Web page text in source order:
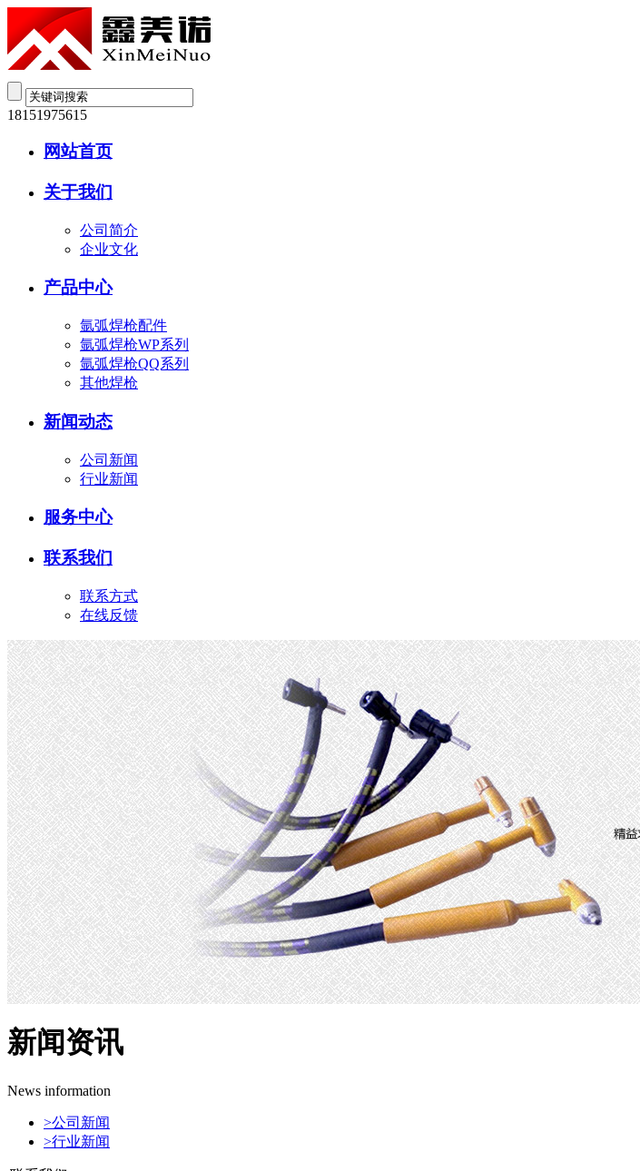
18151975615
网站首页
关于我们
公司简介
企业文化
产品中心
氩弧焊枪配件
氩弧焊枪WP系列
氩弧焊枪QQ系列
其他焊枪
新闻动态
公司新闻
行业新闻
服务中心
联系我们
联系方式
在线反馈
新闻资讯
News information
>公司新闻
>行业新闻